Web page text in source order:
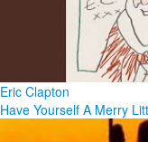
Eric Clapton
Have Yourself A Merry